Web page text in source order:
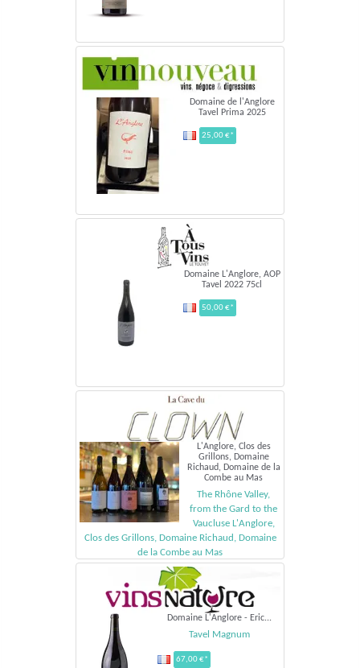
Domaine de l'Anglore
Tavel Prima 2025
25,00 €*
Domaine L'Anglore, AOP
Tavel 2022 75cl
50,00 €*
L'Anglore, Clos des
Grillons, Domaine
Richaud, Domaine de la
Combe au Mas
The Rhône Valley,
from the Gard to the
Vaucluse L'Anglore,
Clos des Grillons, Domaine Richaud, Domaine
de la Combe au Mas
Domaine L'Anglore - Eric...
Tavel Magnum
67,00 €*